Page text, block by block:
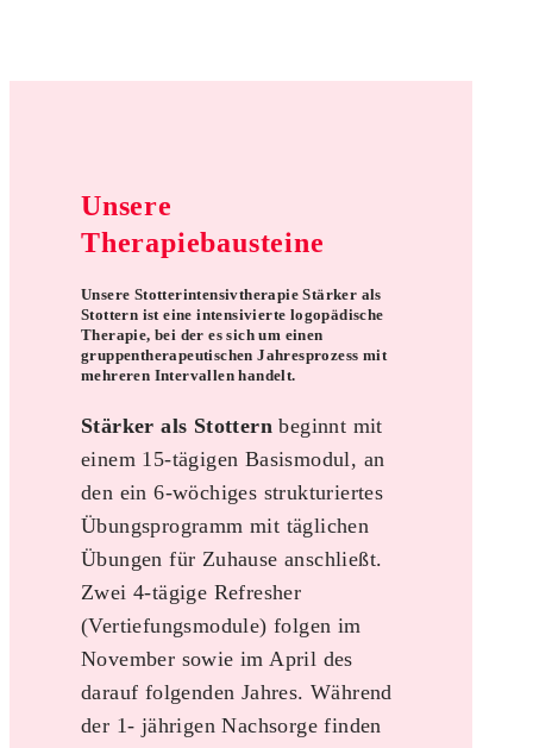
Unsere
Therapiebausteine
Unsere StotterintensivtherapieStärker als
Stottern ist eine intensivierte logopädische
Therapie, bei der es sich um einen
gruppentherapeutischen Jahresprozess mit
mehreren Intervallen handelt.
Stärker als Stottern beginnt mit
einem 15-tägigen Basismodul, an
den ein 6-wöchiges strukturiertes
Übungsprogramm mit täglichen
Übungen für Zuhause anschließt.
Zwei 4-tägige Refresher
(Vertiefungsmodule) folgen im
November sowie im April des
darauf folgenden Jahres. Während
der 1- jährigen Nachsorge finden